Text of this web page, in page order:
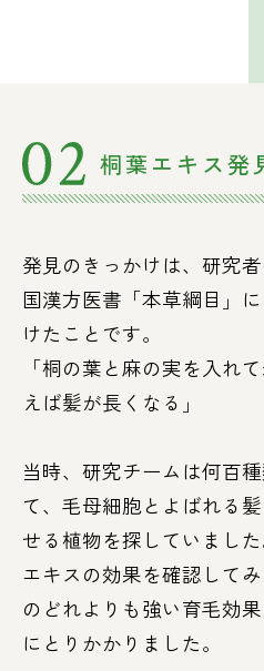
桐葉エキス発
発見のきっかけは、研究
国漢方医書「本草綱目」
けたことです。
「桐の葉と麻の実を入れ
えば髪が長くなる」
当時、研究チームは何百
て、毛母細胞とよばれる
せる植物を探していまし
エキスの効果を確認して
のどれよりも強い育毛効
にとりかかりました。